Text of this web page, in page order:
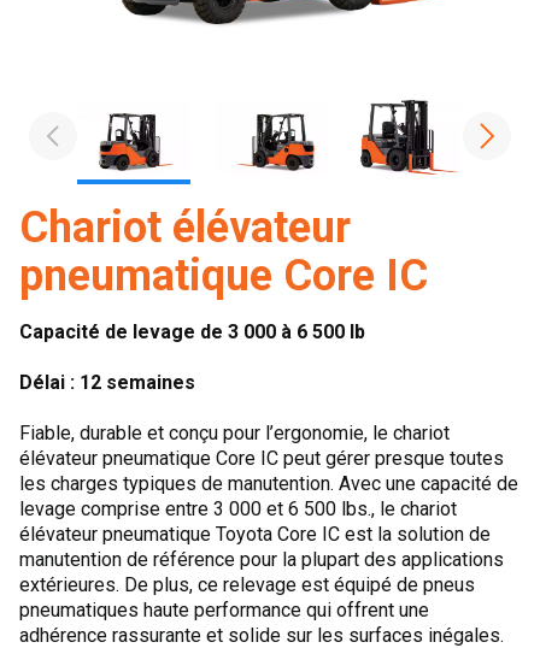
Chariot élévateur
pneumatique Core IC
Capacité de levage de 3 000 à 6 500 lb
Délai : 12 semaines
Fiable, durable et conçu pour l’ergonomie, le chariot
élévateur pneumatique Core IC peut gérer presque toutes
les charges typiques de manutention. Avec une capacité de
levage comprise entre 3 000 et 6 500 lbs., le chariot
élévateur pneumatique Toyota Core IC est la solution de
manutention de référence pour la plupart des applications
extérieures. De plus, ce relevage est équipé de pneus
pneumatiques haute performance qui offrent une
adhérence rassurante et solide sur les surfaces inégales.